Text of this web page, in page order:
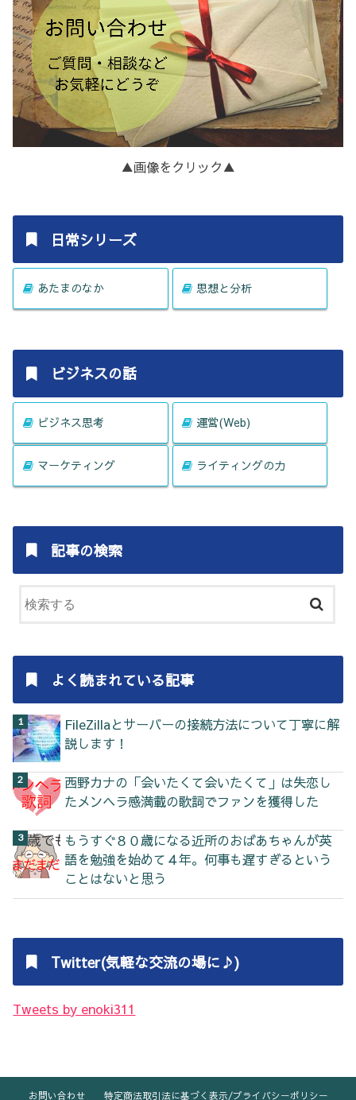
▲画像をクリック▲
日常シリーズ
あたまのなか 思想と分析
ビジネスの話
ビジネス思考 運営(Web)
マーケティング ライティングの力
記事の検索
よく読まれている記事
FileZillaとサーバーの接続方法について丁寧に解
説します！
西野カナの「会いたくて会いたくて」は失恋し
たメンヘラ感満載の歌詞でファンを獲得した
もうすぐ８０歳になる近所のおばあちゃんが英
語を勉強を始めて４年。何事も遅すぎるという
ことはないと思う
Twitter(気軽な交流の場に♪)
Tweets by enoki311
お問い合わせ 特定商法取引法に基づく表示/プライバシーポリシー